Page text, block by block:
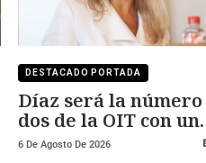
DESTACADO PORTADA
Díaz será la número
dos de la OIT con un
salario cercano a los
6 De Agosto De 2026